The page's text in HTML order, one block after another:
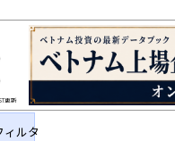
更新
ィルタ